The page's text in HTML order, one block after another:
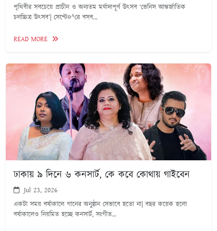
পৃথিবীর সবচেয়ে প্রাচীন ও অন্যতম মর্যাদাপূর্ণ উৎসব ‘ভেনিস আন্তর্জাতিক
চলচ্চিত্র উৎসব’| সেপ্টে¤^রে বসব...
READ MORE
ঢাকায় ৯ দিনে ৬ কনসার্ট, কে কবে কোথায় গাইবেন
Jul 23, 2026
একটা সময় বর্ষাকালে গানের অনুষ্ঠান সেভাবে হতো না| বছর কয়েক হলো
বর্ষাকালেও নিয়মিত হচ্ছে কনসার্ট, সংগীত...